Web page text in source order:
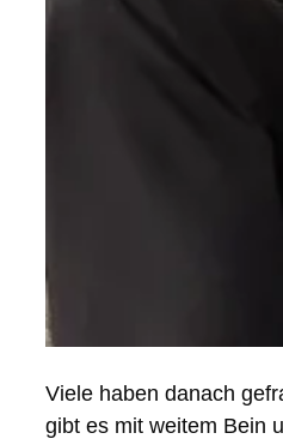
Viele haben danach
gibt es mit weitem Bein